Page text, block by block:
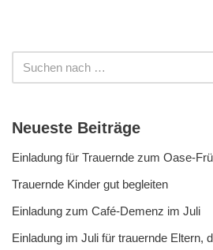
Neueste Beiträge
Einladung für Trauernde zum Oase-
Trauernde Kinder gut begleiten
Einladung zum Café-Demenz im Juli
Einladung im Juli für trauernde Eltern,